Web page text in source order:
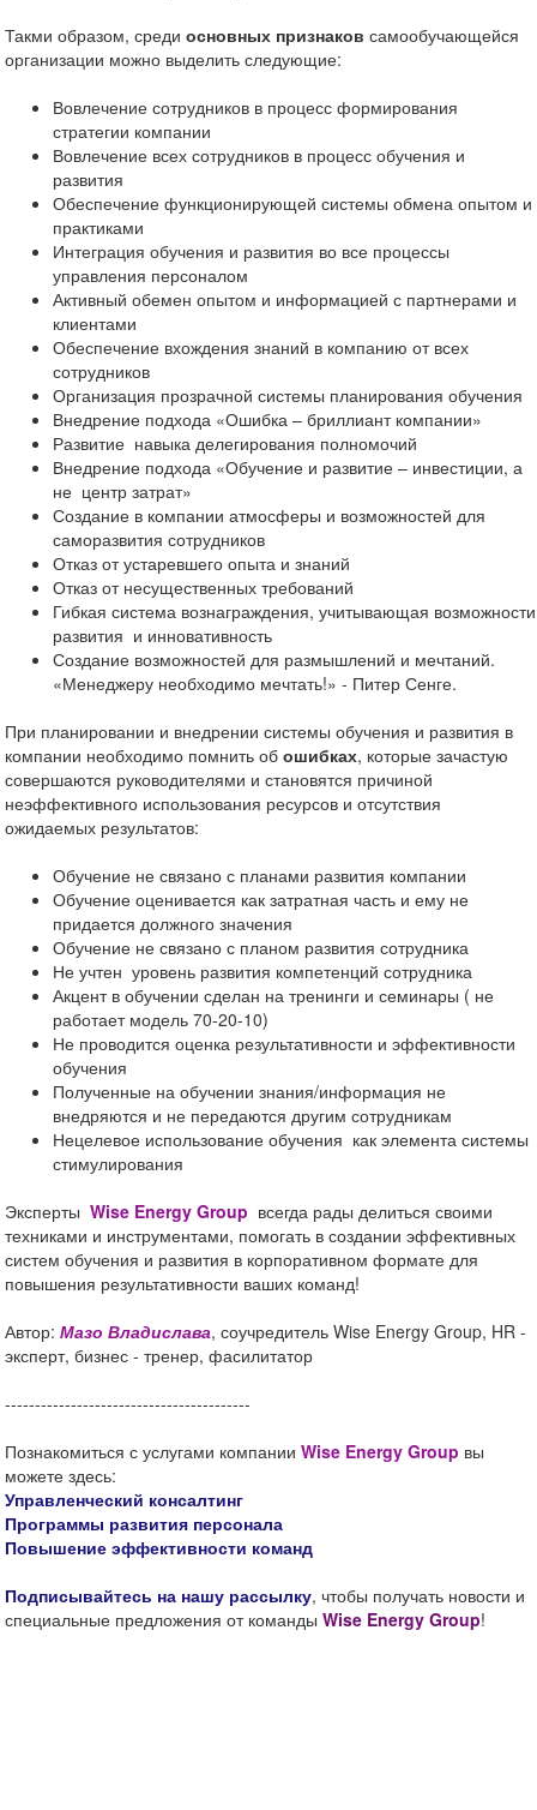
Такми образом, среди основных признаков самообучающейся
организации можно выделить следующие:
Вовлечение сотрудников в процесс формирования
стратегии компании
Вовлечение всех сотрудников в процесс обучения и
развития
Обеспечение функционирующей системы обмена опытом и
практиками
Интеграция обучения и развития во все процессы
управления персоналом
Активный обемен опытом и информацией с партнерами и
клиентами
Обеспечение вхождения знаний в компанию от всех
сотрудников
Организация прозрачной системы планирования обучения
Внедрение подхода «Ошибка – бриллиант компании»
Развитие навыка делегирования полномочий
Внедрение подхода «Обучение и развитие – инвестиции, а
не центр затрат»
Создание в компании атмосферы и возможностей для
саморазвития сотрудников
Отказ от устаревшего опыта и знаний
Отказ от несущественных требований
Гибкая система вознаграждения, учитывающая возможности
развития и инновативность
Создание возможностей для размышлений и мечтаний.
«Менеджеру необходимо мечтать!» - Питер Сенге.
При планировании и внедрении системы обучения и развития в
компании необходимо помнить об ошибках, которые зачастую
совершаются руководителями и становятся причиной
неэффективного использования ресурсов и отсутствия
ожидаемых результатов:
Обучение не связано с планами развития компании
Обучение оценивается как затратная часть и ему не
придается должного значения
Обучение не связано с планом развития сотрудника
Не учтен уровень развития компетенций сотрудника
Акцент в обучении сделан на тренинги и семинары ( не
работает модель 70-20-10)
Не проводится оценка результативности и эффективности
обучения
Полученные на обучении знания/информация не
внедряются и не передаются другим сотрудникам
Нецелевое использование обучения как элемента системы
стимулирования
Эксперты Wise Energy Group всегда рады делиться своими
техниками и инструментами, помогать в создании эффективных
систем обучения и развития в корпоративном формате для
повышения результативности ваших команд!
Автор: Мазо Владислава, соучредитель Wise Energy Group, HR -
эксперт, бизнес - тренер, фасилитатор
-----------------------------------------
Познакомиться с услугами компании Wise Energy Group вы
можете здесь:
Управленческий консалтинг
Программы развития персонала
Повышение эффективности команд
Подписывайтесь на нашу рассылку, чтобы получать новости и
специальные предложения от команды Wise Energy Group!